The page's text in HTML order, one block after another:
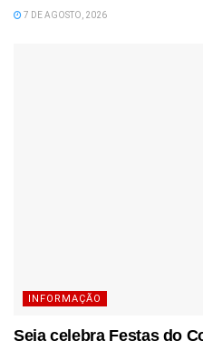
7 DE AGOSTO, 2026
INFORMAÇÃO
Seia celebra Festas do